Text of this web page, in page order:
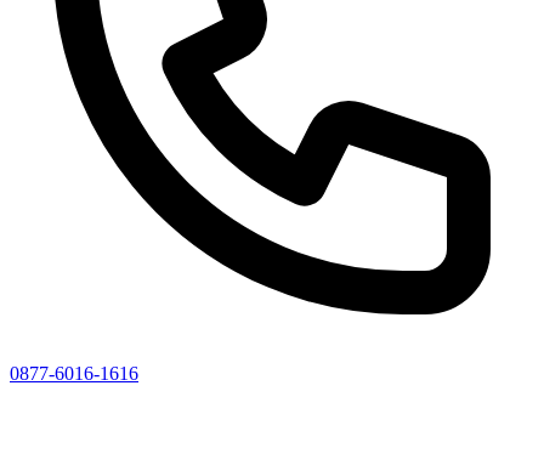
0877-6016-1616